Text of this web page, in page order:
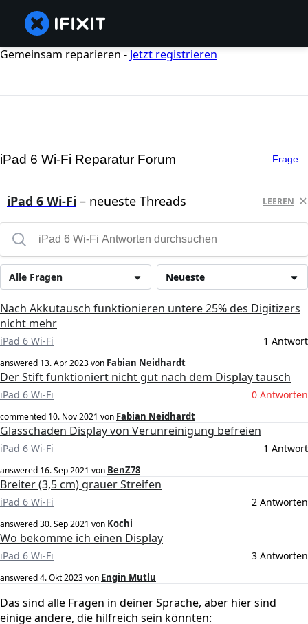
Gemeinsam reparieren - Jetzt registrieren
iPad 6 Wi-Fi Reparatur Forum Frage
iPad 6 Wi-Fi – neueste Threads LEEREN
Neueste
Alle Fragen
Nach Akkutausch funktionieren untere 25% des Digitizers
nicht mehr
iPad 6 Wi-Fi 1 Antwort
answered 13. Apr 2023von Fabian Neidhardt
Der Stift funktioniert nicht gut nach dem Display tausch
iPad 6 Wi-Fi 0 Antworten
commented 10. Nov 2021 von Fabian Neidhardt
Glasschaden Display von Verunreinigung befreien
iPad 6 Wi-Fi 1 Antwort
answered 16. Sep 2021 von BenZ78
Breiter (3,5 cm) grauer Streifen
iPad 6 Wi-Fi 2 Antworten
answered30. Sep 2021 von Kochi
Wo bekomme ich einen Display
iPad 6 Wi-Fi 3 Antworten
answered4. Okt 2023von Engin Mutlu
Das sind alle Fragen in deiner Sprache, aber hier sind
einige andere, die hilfreich sein könnten: